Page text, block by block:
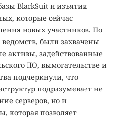
BlackSuit и изъятии
которые сейчас
новых участников. По
были захвачены
активы, задействованные
ПО, вымогательстве и
подчеркнули, что
подразумевает не
серверов, но и
которая позволяет